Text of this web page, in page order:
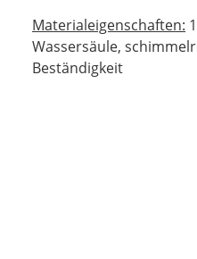
Materialeigenschaften:
Wassersäule,
Beständigkeit